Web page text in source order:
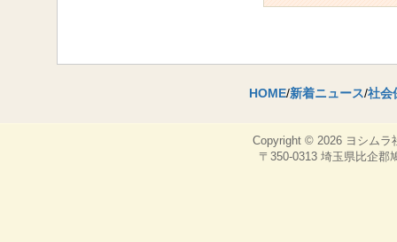
HOME/新着ニュース/社会
Copyright © 2026 ヨシムラ
〒350-0313 埼玉県比企郡